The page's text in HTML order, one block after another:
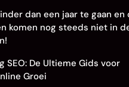
dan een jaar te gaan en
komen nog steeds niet in
SEO: De Ultieme Gids voor
Groei